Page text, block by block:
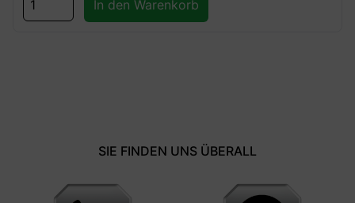
In den Warenkorb
SIE FINDEN UNS ÜBERALL